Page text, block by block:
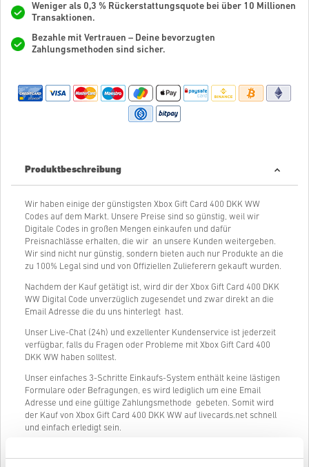
Weniger als 0,3 % Rückerstattungsquote bei über 10 Millionen
Transaktionen.
Bezahle mit Vertrauen – Deine bevorzugten
Zahlungsmethoden sind sicher.
Produktbeschreibung
Wir haben einige der günstigsten Xbox Gift Card 400 DKK WW
Codes auf dem Markt. Unsere Preise sind so günstig, weil wir
Digitale Codes in großen Mengen einkaufen und dafür
Preisnachlässe erhalten, die wir an unsere Kunden weitergeben.
Wir sind nicht nur günstig, sondern bieten auch nur Produkte an die
zu 100% Legal sind und von Offiziellen Zulieferern gekauft wurden.
Nachdem der Kauf getätigt ist, wird dir der Xbox Gift Card 400 DKK
WW Digital Code unverzüglich zugesendet und zwar direkt an die
Email Adresse die du uns hinterlegt hast.
Unser Live-Chat (24h) und exzellenter Kundenservice ist jederzeit
verfügbar, falls du Fragen oder Probleme mit Xbox Gift Card 400
DKK WW haben solltest.
Unser einfaches 3-Schritte Einkaufs-System enthält keine lästigen
Formulare oder Befragungen, es wird lediglich um eine Email
Adresse und eine gültige Zahlungsmethode gebeten. Somit wird
der Kauf von Xbox Gift Card 400 DKK WW auf livecards.net schnell
und einfach erledigt sein.